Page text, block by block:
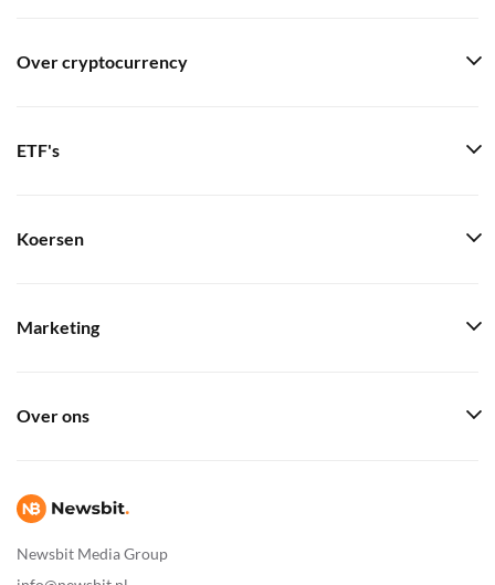
Newsbit Media Group
Over cryptocurrency
ETF's
Koersen
Marketing
Over ons